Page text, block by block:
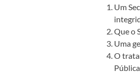
Um
Que o
Uma
O